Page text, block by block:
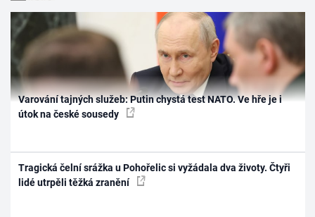
Varování tajných služeb: Putin chystá test NATO. Ve hře je i
útok na české sousedy
Tragická čelní srážka u Pohořelic si vyžádala dva životy. Čtyři
lidé utrpěli těžká zranění